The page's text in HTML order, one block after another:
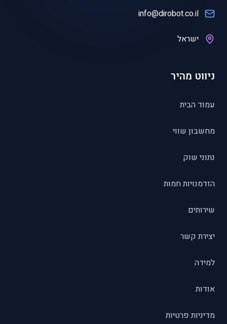
info@dirobot.co.il
ישראל
ניווט מהיר
עמוד הבית
מחשבון שווי
נתוני שוק
הזדמנויות חמות
שירותים
יצירת קשר
למידה
אודות
מדיניות פרטיות